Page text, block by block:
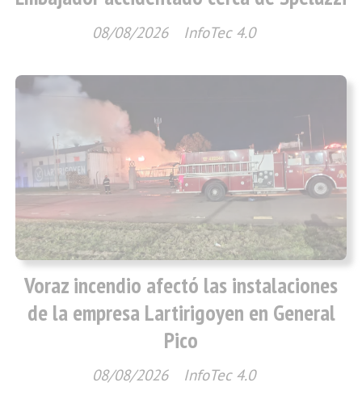
InfoTec 4.0
08/08/2026
Voraz incendio afectó las instalaciones
de la empresa Lartirigoyen en General
Pico
InfoTec 4.0
08/08/2026